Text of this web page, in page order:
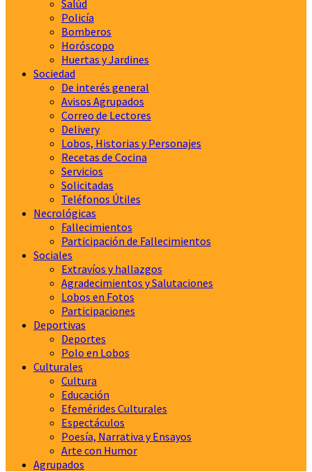
Salúd
Policía
Bomberos
Horóscopo
Huertas y Jardines
Sociedad
De interés general
Avisos Agrupados
Correo de Lectores
Delivery
Lobos, Historias y Personajes
Recetas de Cocina
Servicios
Solicitadas
Teléfonos Útiles
Necrológicas
Fallecimientos
Participación de Fallecimientos
Sociales
Extravíos y hallazgos
Agradecimientos y Salutaciones
Lobos en Fotos
Participaciones
Deportivas
Deportes
Polo en Lobos
Culturales
Cultura
Educación
Efemérides Culturales
Espectáculos
Poesía, Narrativa y Ensayos
Arte con Humor
Agrupados